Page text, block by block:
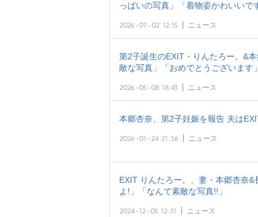
っぱいの写真」「着物姿かわいいで
2026-07-02 12:15 ニュース
第2子誕生のEXIT・りんたろー。&
敵な写真」「おめでとうございます」
2026-05-08 18:43 ニュース
本郷杏奈、第2子妊娠を報告 夫は
2026-01-24 21:36 ニュース
EXIT りんたろー。、妻・本郷杏奈&
よ!」「なんて素敵な写真!!」
2024-12-05 12:31 ニュース